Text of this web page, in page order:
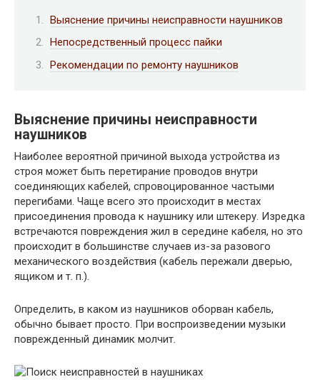
Выяснение причины неисправности наушников
Непосредственный процесс пайки
Рекомендации по ремонту наушников
Выяснение причины неисправности
наушников
Наиболее вероятной причиной выхода устройства из
строя может быть перетирание проводов внутри
соединяющих кабелей, спровоцированное частыми
перегибами. Чаще всего это происходит в местах
присоединения провода к наушнику или штекеру. Изредка
встречаются повреждения жил в середине кабеля, но это
происходит в большинстве случаев из-за разового
механического воздействия (кабель пережали дверью,
ящиком и т. п.).
Определить, в каком из наушников оборван кабель,
обычно бывает просто. При воспроизведении музыки
поврежденный динамик молчит.